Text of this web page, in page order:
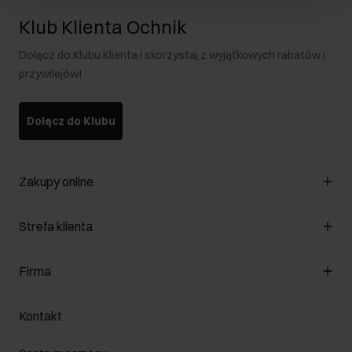
Klub Klienta Ochnik
Dołącz do Klubu Klienta i skorzystaj z wyjątkowych rabatów i
przywilejów!
Dołącz do Klubu
Zakupy online
Zarządzaj cookies
Formy płatności
Jak dokonać zwrotu?
Strefa klienta
Klub Klienta
Zwróć produkty
Firma
O nas
Salony
Kontakt